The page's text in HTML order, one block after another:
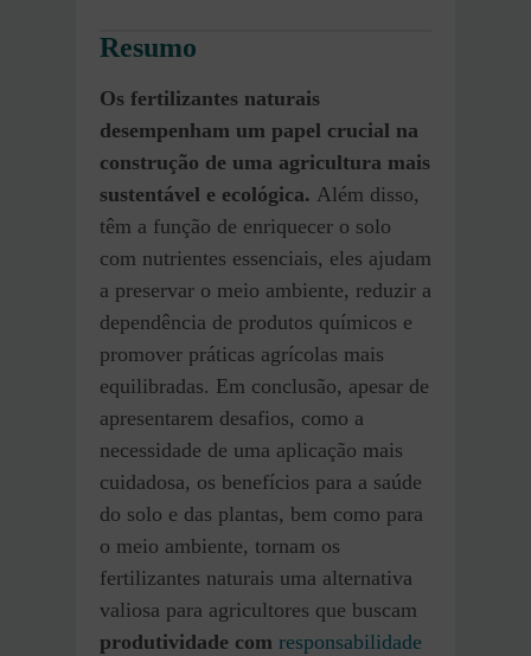
Resumo
Os fertilizantes naturais
desempenham um papel crucial na
construção de uma agricultura mais
sustentável e ecológica. Além disso,
têm a função de enriquecer o solo
com nutrientes essenciais, eles ajudam
a preservar o meio ambiente, reduzir a
dependência de produtos químicos e
promover práticas agrícolas mais
equilibradas. Em conclusão, apesar de
apresentarem desafios, como a
necessidade de uma aplicação mais
cuidadosa, os benefícios para a saúde
do solo e das plantas, bem como para
o meio ambiente, tornam os
fertilizantes naturais uma alternativa
valiosa para agricultores que buscam
produtividade com responsabilidade